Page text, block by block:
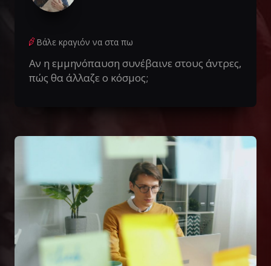
Βάλε κραγιόν να στα πω
Αν η εμμηνόπαυση συνέβαινε στους άντρες,
πώς θα άλλαζε ο κόσμος;